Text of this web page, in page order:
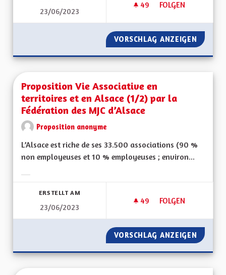
23/06/2023
49 49 FOLLOWER
FOLGEN
PROPOSITION
VORSCHLAG ANZEIGEN
Proposition Vie Associative en
territoires et en Alsace (1/2) par la
Fédération des MJC d’Alsace
Proposition anonyme
L’Alsace est riche de ses 33.500 associations (90 %
non employeuses et 10 % employeuses ; environ...
ERSTELLT AM
23/06/2023
49 49 FOLLOWER
FOLGEN
PROPOSITION VIE
VORSCHLAG ANZEIGEN